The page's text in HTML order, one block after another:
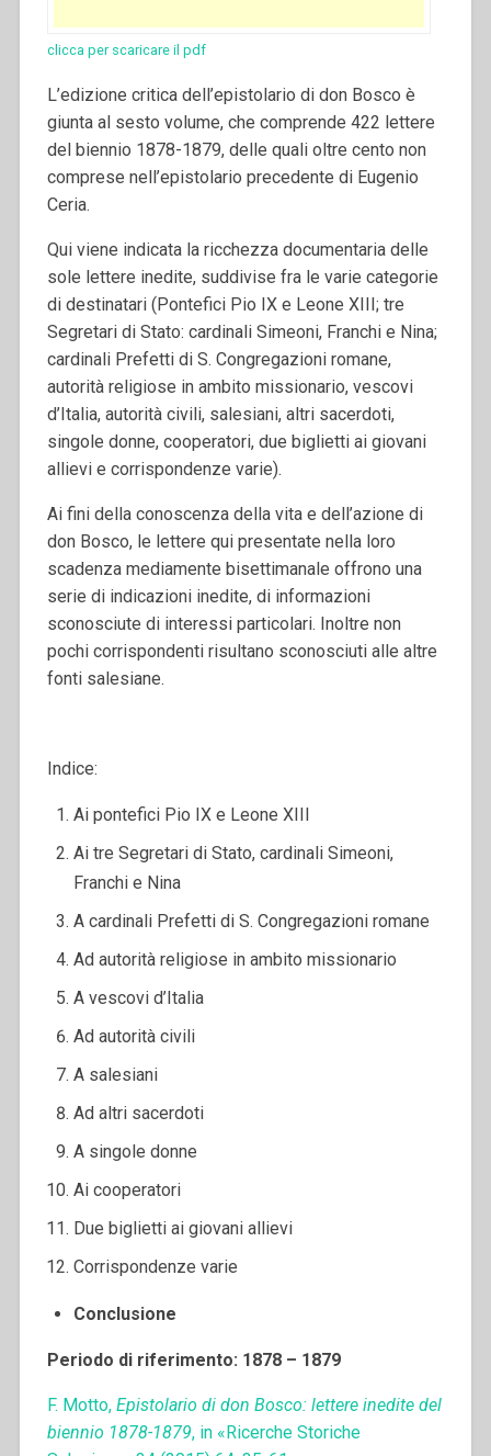
clicca per scaricare il pdf
L’edizione critica dell’epistolario di don Bosco è
giunta al sesto volume, che comprende 422 lettere
del biennio 1878-1879, delle quali oltre cento non
comprese nell’epistolario precedente di Eugenio
Ceria.
Qui viene indicata la ricchezza documentaria delle
sole lettere inedite, suddivise fra le varie categorie
di destinatari (Pontefici Pio IX e Leone XIII; tre
Segretari di Stato: cardinali Simeoni, Franchi e Nina;
cardinali Prefetti di S. Congregazioni romane,
autorità religiose in ambito missionario, vescovi
d’Italia, autorità civili, salesiani, altri sacerdoti,
singole donne, cooperatori, due biglietti ai giovani
allievi e corrispondenze varie).
Ai fini della conoscenza della vita e dell’azione di
don Bosco, le lettere qui presentate nella loro
scadenza mediamente bisettimanale offrono una
serie di indicazioni inedite, di informazioni
sconosciute di interessi particolari. Inoltre non
pochi corrispondenti risultano sconosciuti alle altre
fonti salesiane.
Indice:
Ai pontefici Pio IX e Leone XIII
Ai tre Segretari di Stato, cardinali Simeoni,
Franchi e Nina
A cardinali Prefetti di S. Congregazioni romane
Ad autorità religiose in ambito missionario
A vescovi d’Italia
Ad autorità civili
A salesiani
Ad altri sacerdoti
A singole donne
Ai cooperatori
Due biglietti ai giovani allievi
Corrispondenze varie
Conclusione
Periodo di riferimento: 1878 – 1879
F. Motto, Epistolario di don Bosco: lettere inedite del
biennio 1878-1879, in «Ricerche Storiche